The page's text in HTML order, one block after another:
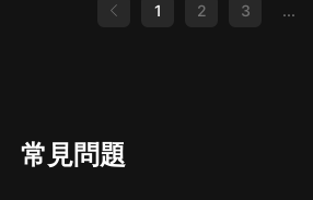
1 2 3 ...
常見問題